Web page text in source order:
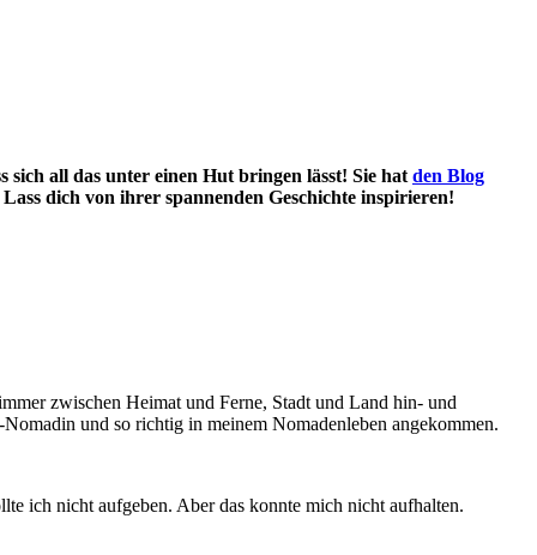
all das unter einen Hut bringen lässt! Sie hat den Blog
dich von ihrer spannenden Geschichte inspirieren!
zwischen Heimat und Ferne, Stadt und Land hin- und
und so richtig in meinem Nomadenleben angekommen.
ich nicht aufgeben. Aber das konnte mich nicht aufhalten.